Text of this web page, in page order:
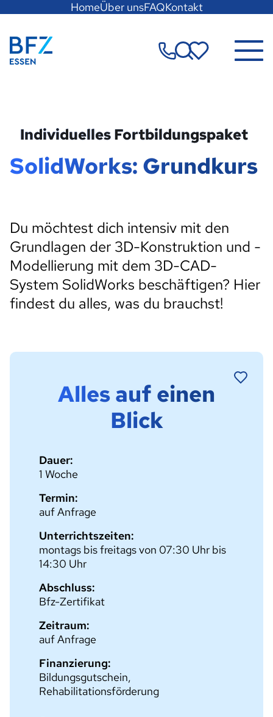
Seite
anspringen
HomeÜber unsFAQKontakt
Zur Startseite Merkzettel
Individuelles Fortbildungspaket
SolidWorks: Grundkurs
Du möchtest dich intensiv mit den
Grundlagen der 3D-Konstruktion und -
Modellierung mit dem 3D-CAD-
System SolidWorks beschäftigen? Hier
findest du alles, was du brauchst!
Alles auf einen
Blick
Dauer:
1 Woche
Termin:
auf Anfrage
Unterrichtszeiten:
montags bis freitags von 07:30 Uhr bis
14:30 Uhr
Abschluss:
Bfz-Zertifikat
Zeitraum:
auf Anfrage
Finanzierung:
Bildungsgutschein,
Rehabilitationsförderung